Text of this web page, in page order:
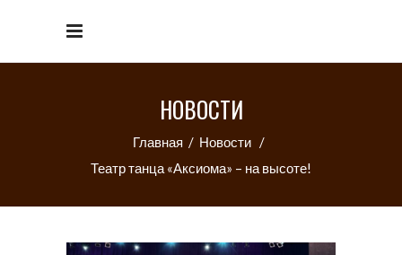
НОВОСТИ
Главная / Новости /
Театр танца «Аксиома» – на высоте!